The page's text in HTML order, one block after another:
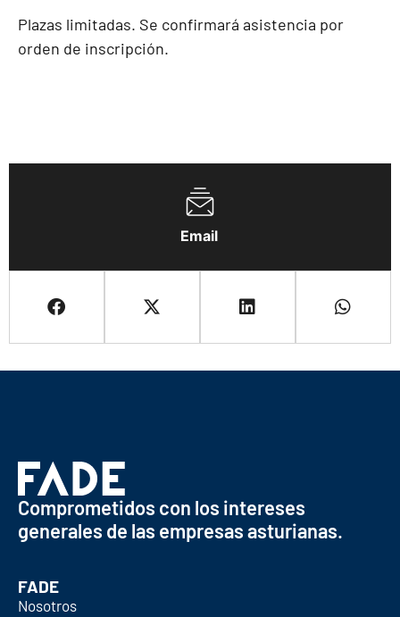
Email
Plazas limitadas. Se confirmará asistencia por
orden de inscripción.
Comprometidos con los intereses
generales de las empresas asturianas.
FADE
Nosotros